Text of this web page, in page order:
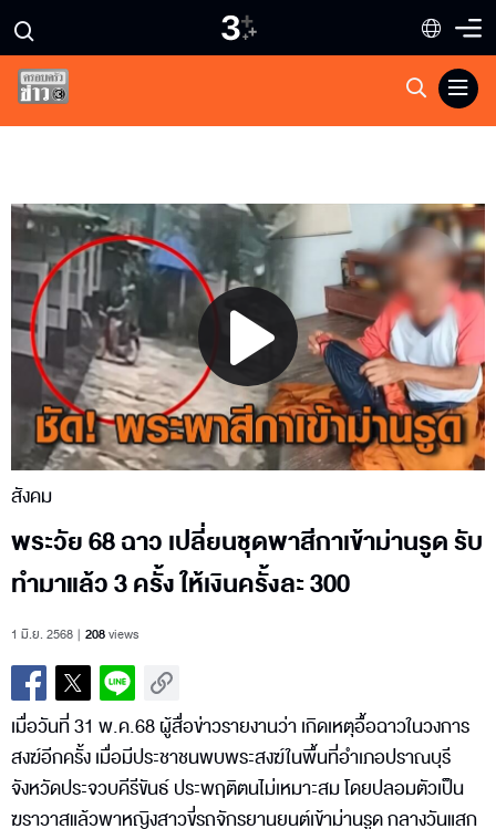
Play
Video
สังคม
พระวัย 68 ฉาว เปลี่ยนชุดพาสีกาเข้าม่านรูด รับ
ทำมาแล้ว 3 ครั้ง ให้เงินครั้งละ 300
1 มิ.ย. 2568 208views
เมื่อวันที่ 31 พ.ค.68 ผู้สื่อข่าวรายงานว่า เกิดเหตุอื้อฉาวในวงการ
สงฆ์อีกครั้ง เมื่อมีประชาชนพบพระสงฆ์ในพื้นที่อำเภอปราณบุรี
จังหวัดประจวบคีรีขันธ์ ประพฤติตนไม่เหมาะสม โดยปลอมตัวเป็น
ฆราวาสแล้วพาหญิงสาวขี่รถจักรยานยนต์เข้าม่านรูด กลางวันแสก